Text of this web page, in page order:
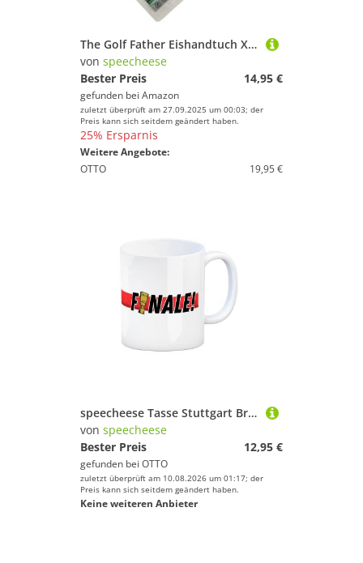
The Golf Father Eishandtuch XL für Golfliebhaber mit lustigem Spruch - Kühltuch für Sport und Freizeit auf dem Golfplatz
von speecheese
Bester Preis
14,95 €
gefunden bei Amazon
zuletzt überprüft am 27.09.2025 um 00:03; der
Preis kann sich seitdem geändert haben.
25% Ersparnis
Weitere Angebote:
OTTO
19,95 €
speecheese Tasse Stuttgart Brustring Finale Kaffeebecher mit Skyline
von speecheese
Bester Preis
12,95 €
gefunden bei OTTO
zuletzt überprüft am 10.08.2026 um 01:17; der
Preis kann sich seitdem geändert haben.
Keine weiteren Anbieter